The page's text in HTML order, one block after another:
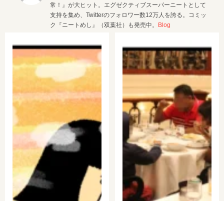
常！』が大ヒット。エグゼクティブスーパーニートとして
支持を集め、Twitterのフォロワー数12万人を誇る。コミッ
ク『ニートめし』（双葉社）も発売中。
Blog